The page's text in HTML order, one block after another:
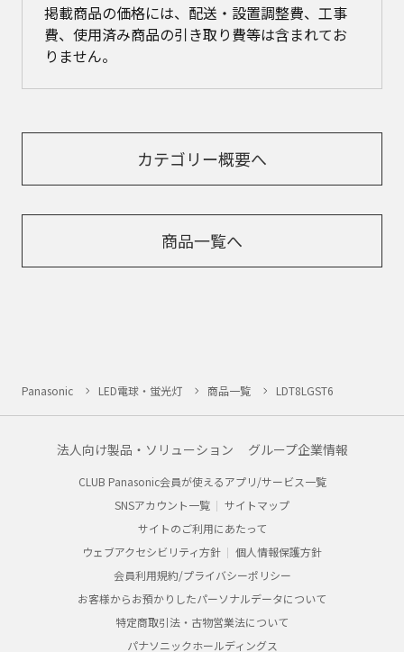
掲載商品の価格には、配送・設置調整費、工事
費、使用済み商品の引き取り費等は含まれてお
りません。
カテゴリー概要へ
商品一覧へ
Panasonic LED電球・蛍光灯 商品一覧 LDT8LGST6
法人向け製品・ソリューション グループ企業情報
CLUB Panasonic会員が使えるアプリ/サービス一覧
SNSアカウント一覧
サイトマップ
サイトのご利用にあたって
ウェブアクセシビリティ方針
個人情報保護方針
会員利用規約/プライバシーポリシー
お客様からお預かりしたパーソナルデータについて
特定商取引法・古物営業法について
パナソニックホールディングス